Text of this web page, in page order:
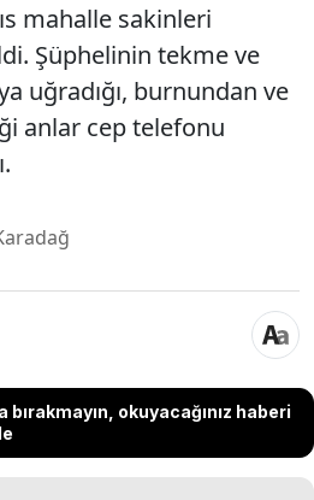
mahalle sakinleri
Şüphelinin tekme ve
uğradığı, burnundan ve
anlar cep telefonu
okuyacağınız haberi